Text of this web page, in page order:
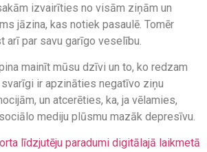
izvairīties no visām ziņām un
jāzina, kas notiek pasaulē. Tomēr
arī par savu garīgo veselību.
mainīt mūsu dzīvi un to, ko redzam
ir apzināties negatīvo ziņu
un atcerēties, ka, ja vēlamies,
mediju plūsmu mazāk depresīvu.
līdzjutēju paradumi digitālajā laikmetā